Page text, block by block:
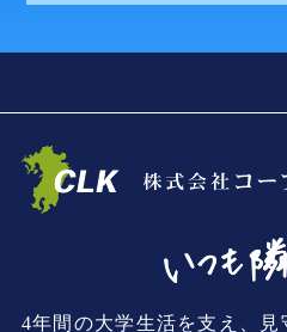
4年間の大学生活を支え、見